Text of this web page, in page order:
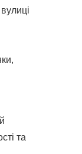
та